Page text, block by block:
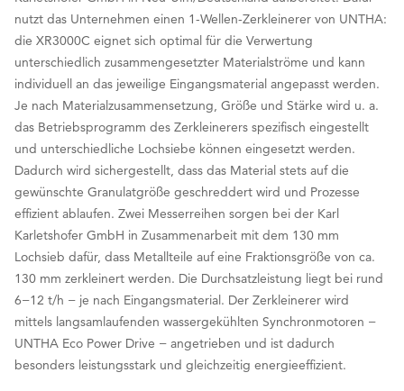
nutzt das Unternehmen einen 1-Wellen-Zerkleinerer von UNTHA:
die XR3000C eignet sich optimal für die Verwertung
unterschiedlich zusammengesetzter Materialströme und kann
individuell an das jeweilige Eingangsmaterial angepasst werden.
Je nach Materialzusammensetzung, Größe und Stärke wird u. a.
das Betriebsprogramm des Zerkleinerers spezifisch eingestellt
und unterschiedliche Lochsiebe können eingesetzt werden.
Dadurch wird sichergestellt, dass das Material stets auf die
gewünschte Granulatgröße geschreddert wird und Prozesse
effizient ablaufen. Zwei Messerreihen sorgen bei der Karl
Karletshofer GmbH in Zusammenarbeit mit dem 130 mm
Lochsieb dafür, dass Metallteile auf eine Fraktionsgröße von ca.
130 mm zerkleinert werden. Die Durchsatzleistung liegt bei rund
6−12 t/h − je nach Eingangsmaterial. Der Zerkleinerer wird
mittels langsamlaufenden wassergekühlten Synchronmotoren −
UNTHA Eco Power Drive − angetrieben und ist dadurch
besonders leistungsstark und gleichzeitig energieeffizient.